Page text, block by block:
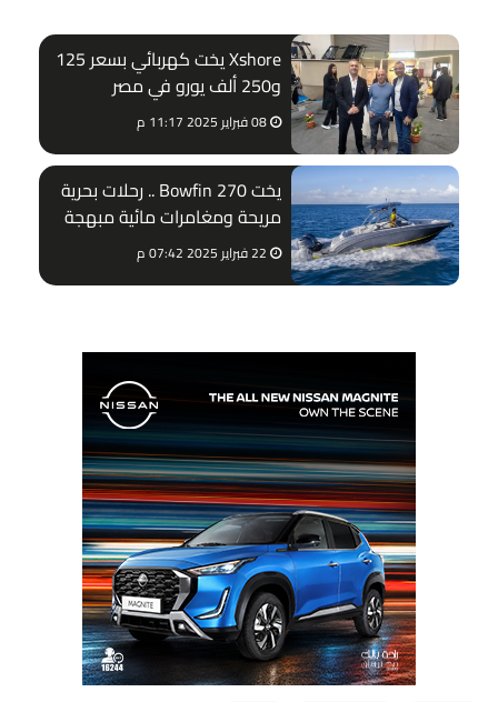
Xshore يخت كهربائي بسعر 125
و250 ألف يورو في مصر
08 فبراير 2025 11:17 م
يخت Bowfin 270 .. رحلات بحرية
مريحة ومغامرات مائية مبهجة
22 فبراير 2025 07:42 م